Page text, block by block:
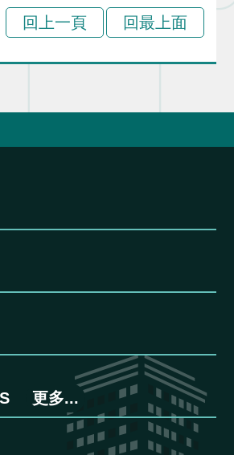
回上一頁 回最上面
更多...